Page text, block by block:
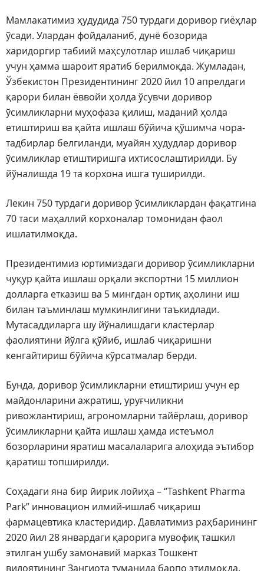
Мамлакатимиз ҳудудида 750 турдаги доривор гиёҳлар
ўсади. Улардан фойдаланиб, дунё бозорида
харидоргир табиий маҳсулотлар ишлаб чиқариш
учун ҳамма шароит яратиб берилмоқда. Жумладан,
Ўзбекистон Президентининг 2020 йил 10 апрелдаги
қарори билан ёввойи ҳолда ўсувчи доривор
ўсимликларни муҳофаза қилиш, маданий ҳолда
етиштириш ва қайта ишлаш бўйича қўшимча чора-
тадбирлар белгиланди, муайян ҳудудлар доривор
ўсимликлар етиштиришга ихтисослаштирилди. Бу
йўналишда 19 та корхона ишга туширилди.
Лекин 750 турдаги доривор ўсимликлардан фақатгина
70 таси маҳаллий корхоналар томонидан фаол
ишлатилмоқда.
Президентимиз юртимиздаги доривор ўсимликларни
чуқур қайта ишлаш орқали экспортни 15 миллион
долларга етказиш ва 5 мингдан ортиқ аҳолини иш
билан таъминлаш мумкинлигини таъкидлади.
Мутасаддиларга шу йўналишдаги кластерлар
фаолиятини йўлга қўйиб, ишлаб чиқаришни
кенгайтириш бўйича кўрсатмалар берди.
Бунда, доривор ўсимликларни етиштириш учун ер
майдонларини ажратиш, уруғчиликни
ривожлантириш, агрономларни тайёрлаш, доривор
ўсимликларни қайта ишлаш ҳамда истеъмол
бозорларини яратиш масалаларига алоҳида эътибор
қаратиш топширилди.
Соҳадаги яна бир йирик лойиҳа – “Tashkent Pharma
Park” инновацион илмий-ишлаб чиқариш
фармацевтика кластеридир. Давлатимиз раҳбарининг
2020 йил 28 январдаги қарорига мувофиқ ташкил
этилган ушбу замонавий марказ Тошкент
вилоятининг Зангиота туманида барпо этилмоқда.